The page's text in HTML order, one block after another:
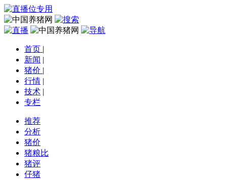
首页 |
新闻 |
猪价 |
行情 |
技术 |
专栏
推荐
分析
猪价
猪粮比
猪评
仔猪